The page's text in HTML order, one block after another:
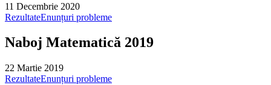
11 Decembrie 2020
RezultateEnunțuri probleme
Naboj Matematică 2019
22 Martie 2019
RezultateEnunțuri probleme